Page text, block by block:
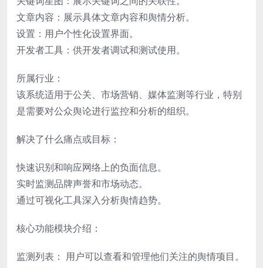
文章内容：展示具体文章内容和舆情分析。
设置：用户个性化设置界面。
开发者工具：供开发者调试和测试使用。
所属行业：
该系统适用于公关、市场营销、媒体监测等行业，特别
是需要对公众舆论进行监控和分析的组织。
解决了什么痛点或目标：
快速识别和响应网络上的负面信息。
实时监测品牌声誉和市场动态。
通过可视化工具深入分析舆情趋势。
核心功能模块介绍：
监测列表： 用户可以查看和管理他们关注的舆情项目。